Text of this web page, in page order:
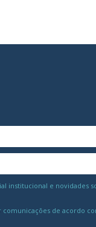
institucional e novidades
de acordo